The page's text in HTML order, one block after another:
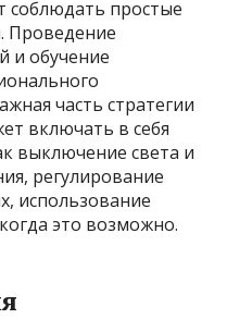
соблюдать простые
Проведение
и обучение
часть стратегии
включать в себя
выключение света и
регулирование
использование
это возможно.